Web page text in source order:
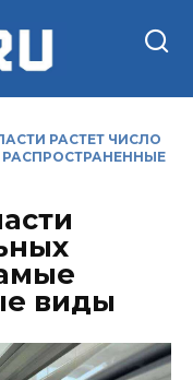
РАСТЕТ ЧИСЛО
виды